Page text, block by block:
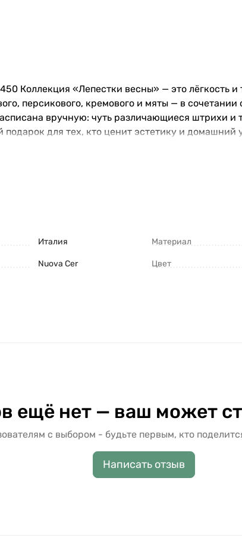
Коллекция «Лепестки весны» — это лёгкость
персикового, кремового и мяты — в
вручную: чуть различающиеся штрихи и
для тех, кто ценит эстетику и домашний
Италия
Nuova Cer
Материал
Цвет
ещё нет — ваш может
с выбором - будьте первым, кто
Написать отзыв